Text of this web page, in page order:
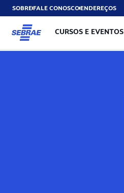
SOBREFALE CONOSCOENDEREÇOS
CURSOS E EVENTOS